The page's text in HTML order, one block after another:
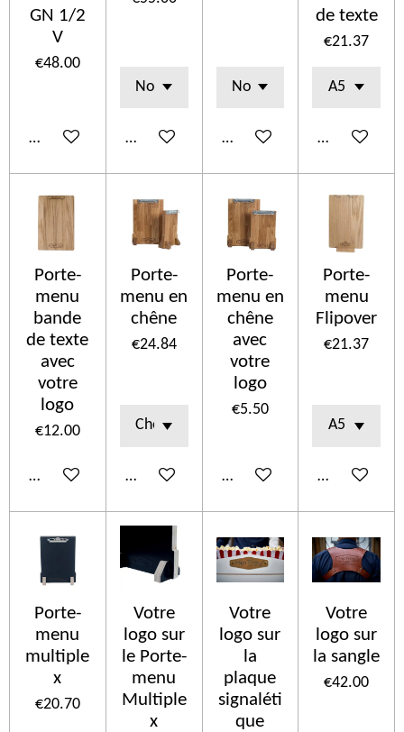
GN 1/2
V
€48.00
Add to cart See details Add to cart
de texte
€21.37
Add to cart
Porte-
menu
bande
de texte
avec
votre
logo
€12.00
Add to cart
Porte-
menu en
chêne
€24.84
Add to cart
Porte-
menu en
chêne
avec
votre
logo
€5.50
Add to cart
Porte-
menu
Flipover
€21.37
Add to cart
Porte-
menu
multiple
x
€20.70
Votre
logo sur
le Porte-
menu
Multiple
x
Votre
logo sur
la
plaque
signaléti
que
Votre
logo sur
la sangle
€42.00